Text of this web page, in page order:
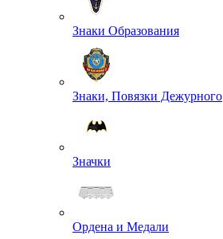
Знаки Образования
Знаки, Повязки Дежурного
Значки
Ордена и Медали